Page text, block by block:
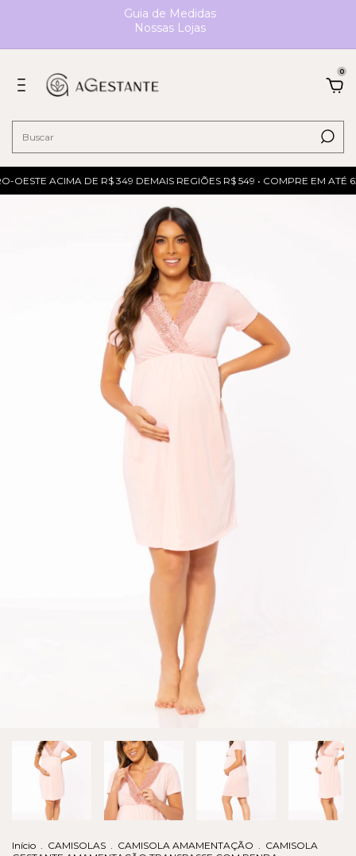
Guia de Medidas
Nossas Lojas
0
OESTE ACIMA DE R$ 349 DEMAIS REGIÕES R$ 549 • COMPRE EM ATÉ
Início . CAMISOLAS . CAMISOLA AMAMENTAÇÃO . CAMISOLA